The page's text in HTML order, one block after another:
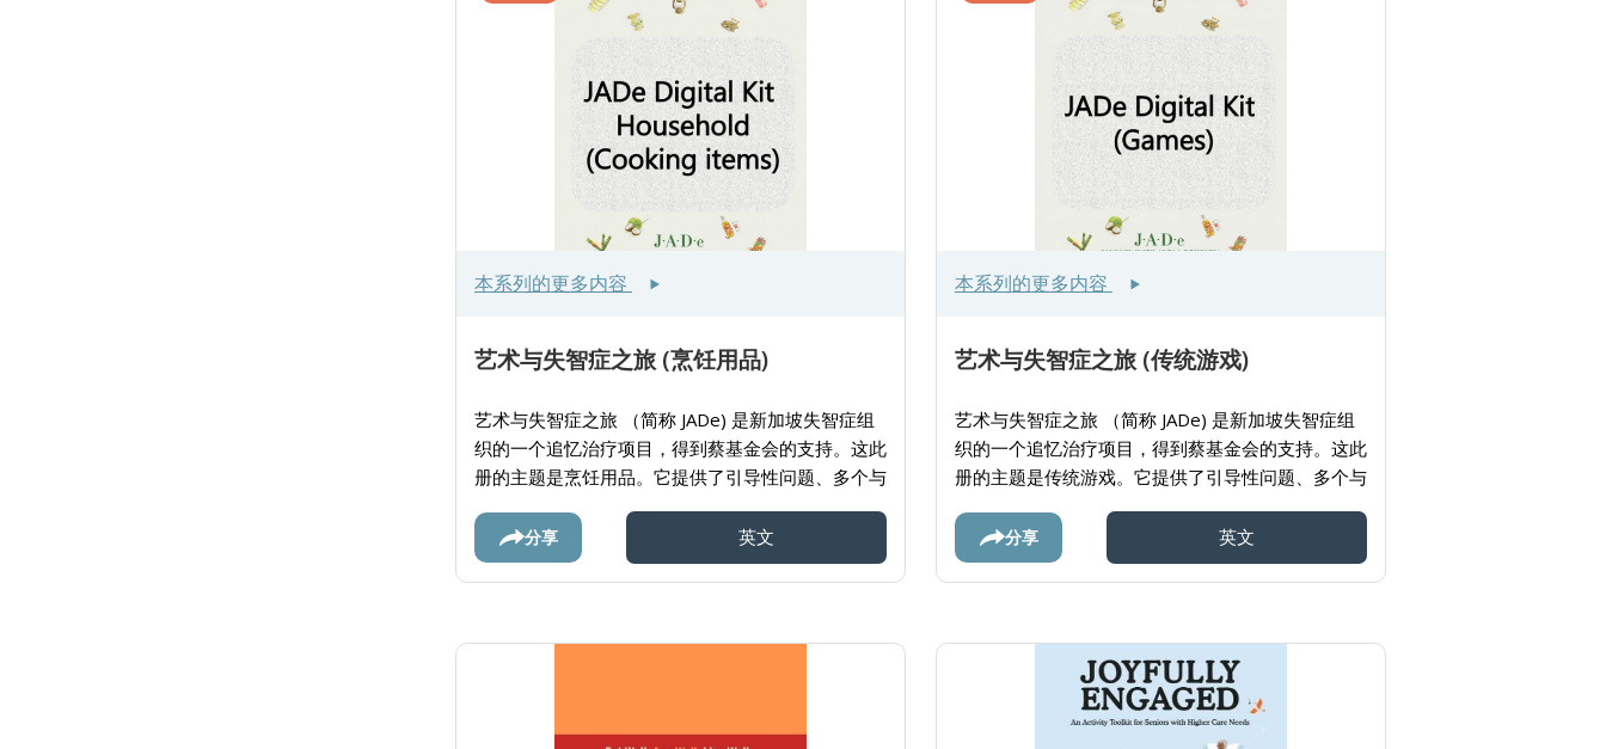
本系列的更多内容
艺术与失智症之旅 (烹饪用品)
艺术与失智症之旅 （简称 JADe) 是新加坡失智症组
织的一个追忆治疗项目，得到蔡基金会的支持。这此
册的主题是烹饪用品。它提供了引导性问题、多个与
丰富资源与亲人进行互动。
分享 英文
本系列的更多内容
艺术与失智症之旅 (传统游戏)
艺术与失智症之旅 （简称 JADe) 是新加坡失智症组
织的一个追忆治疗项目，得到蔡基金会的支持。这此
册的主题是传统游戏。它提供了引导性问题、多个与
丰富资源与亲人进行互动。
分享 英文